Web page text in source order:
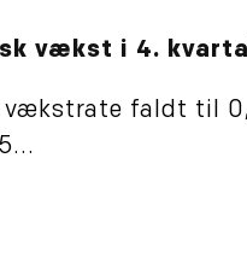
vækst i 4.
vækstrate faldt til